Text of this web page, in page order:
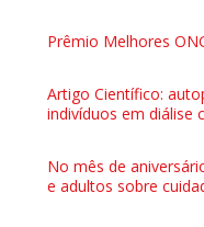
Prêmio Melhores
Artigo Científico:
indivíduos em diálise
No mês de
e adultos sobre